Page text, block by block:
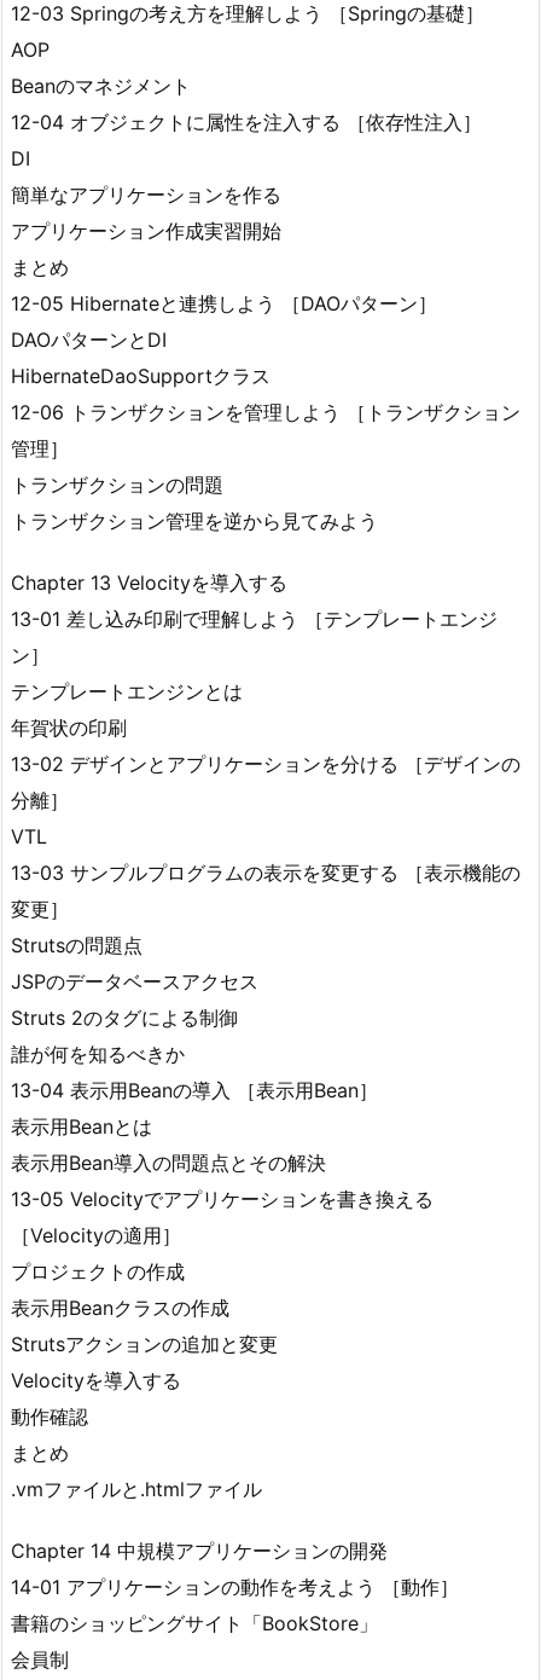
12-03 Springの考え方を理解しよう ［Springの基礎］
AOP
Beanのマネジメント
12-04 オブジェクトに属性を注入する ［依存性注入］
DI
簡単なアプリケーションを作る
アプリケーション作成実習開始
まとめ
12-05 Hibernateと連携しよう ［DAOパターン］
DAOパターンとDI
HibernateDaoSupportクラス
12-06 トランザクションを管理しよう ［トランザクション
管理］
トランザクションの問題
トランザクション管理を逆から見てみよう
Chapter 13 Velocityを導入する
13-01 差し込み印刷で理解しよう ［テンプレートエンジ
ン］
テンプレートエンジンとは
年賀状の印刷
13-02 デザインとアプリケーションを分ける ［デザインの
分離］
VTL
13-03 サンプルプログラムの表示を変更する ［表示機能の
変更］
Strutsの問題点
JSPのデータベースアクセス
Struts 2のタグによる制御
誰が何を知るべきか
13-04 表示用Beanの導入 ［表示用Bean］
表示用Beanとは
表示用Bean導入の問題点とその解決
13-05 Velocityでアプリケーションを書き換える
［Velocityの適用］
プロジェクトの作成
表示用Beanクラスの作成
Strutsアクションの追加と変更
Velocityを導入する
動作確認
まとめ
.vmファイルと.htmlファイル
Chapter 14 中規模アプリケーションの開発
14-01 アプリケーションの動作を考えよう ［動作］
書籍のショッピングサイト「BookStore」
会員制